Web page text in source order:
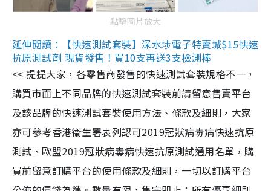
點擊圖片放大
延伸閱讀：【快速測試套裝】深水埗電子特賣城$15快速
抗原測試劑 現貨發售！買10支再送3支檢測棒
<< 提提大家，各零售商發售的快速測試套裝規格不一，
購買市面上不同品牌的快速測試套裝前請留意售賣平台
及該品牌的快速測試套裝使用方法、條款及細則，大家
亦可參考香港衞生署表列認可2019冠狀病毒病快速抗原
測試、歐盟2019冠狀病毒病快速抗原測試通用名單，購
買前留意訂購平台的使用條款及細則，一切以訂購平台